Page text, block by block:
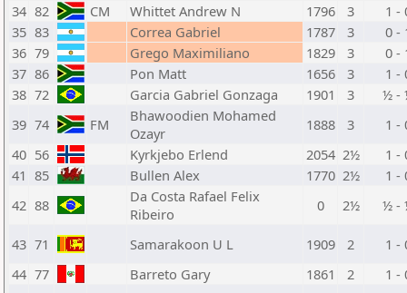
34 82 CM Whittet Andrew N 1796 3
1 -
35 83 Correa Gabriel 1787 3
0 -
36 79 Grego Maximiliano 1829 3
0 -
37 86 Pon Matt 1656 3
1 -
38 72 Garcia Gabriel Gonzaga 1901 3
½ -
39 74 FM
Bhawoodien Mohamed
Ozayr
1888 3
1 -
40 56 Kyrkjebo Erlend 2054 2½
1 -
41 85 Bullen Alex 1770 2½
1 -
42 88
Da Costa Rafael Felix
Ribeiro
0 2½ ½ -
43 71 Samarakoon U L 1909 2
1 -
44 77 Barreto Gary 1861 2 1 -